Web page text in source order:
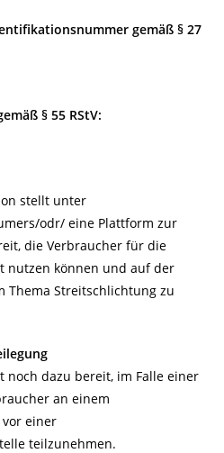
gemäß § 27
§ 55 RStV:
stellt unter
odr/ eine Plattform zur
die Verbraucher für die
nutzen können und auf der
Thema Streitschlichtung zu
dazu bereit, im Falle einer
an einem
einer
teilzunehmen.